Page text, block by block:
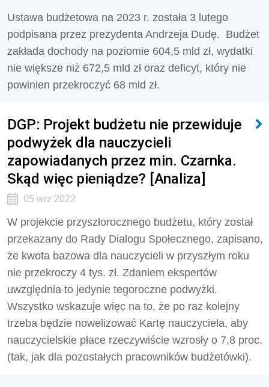
Ustawa budżetowa na 2023 r. została 3 lutego
podpisana przez prezydenta Andrzeja Dudę. Budżet
zakłada dochody na poziomie 604,5 mld zł, wydatki
nie większe niż 672,5 mld zł oraz deficyt, który nie
powinien przekroczyć 68 mld zł.
DGP: Projekt budżetu nie przewiduje
podwyżek dla nauczycieli
zapowiadanych przez min. Czarnka.
Skąd więc pieniądze? [Analiza]
05 wrz 2022
W projekcie przyszłorocznego budżetu, który został
przekazany do Rady Dialogu Społecznego, zapisano,
że kwota bazowa dla nauczycieli w przyszłym roku
nie przekroczy 4 tys. zł. Zdaniem ekspertów
uwzględnia to jedynie tegoroczne podwyżki.
Wszystko wskazuje więc na to, że po raz kolejny
trzeba będzie nowelizować Kartę nauczyciela, aby
nauczycielskie płace rzeczywiście wzrosły o 7,8 proc.
(tak, jak dla pozostałych pracowników budżetówki).